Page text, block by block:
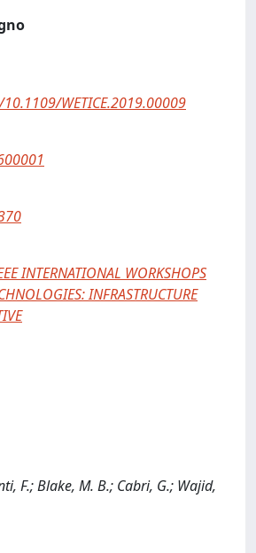
WETICE.2019.00009
INTERNATIONAL WORKSHOPS
INFRASTRUCTURE
F.; Blake, M. B.; Cabri, G.; Wajid,